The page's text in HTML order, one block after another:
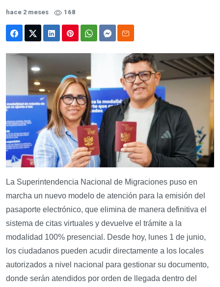
hace 2 meses 168
La Superintendencia Nacional de Migraciones puso en
marcha un nuevo modelo de atención para la emisión del
pasaporte electrónico, que elimina de manera definitiva el
sistema de citas virtuales y devuelve el trámite a la
modalidad 100% presencial. Desde hoy, lunes 1 de junio,
los ciudadanos pueden acudir directamente a los locales
autorizados a nivel nacional para gestionar su documento,
donde serán atendidos por orden de llegada dentro del